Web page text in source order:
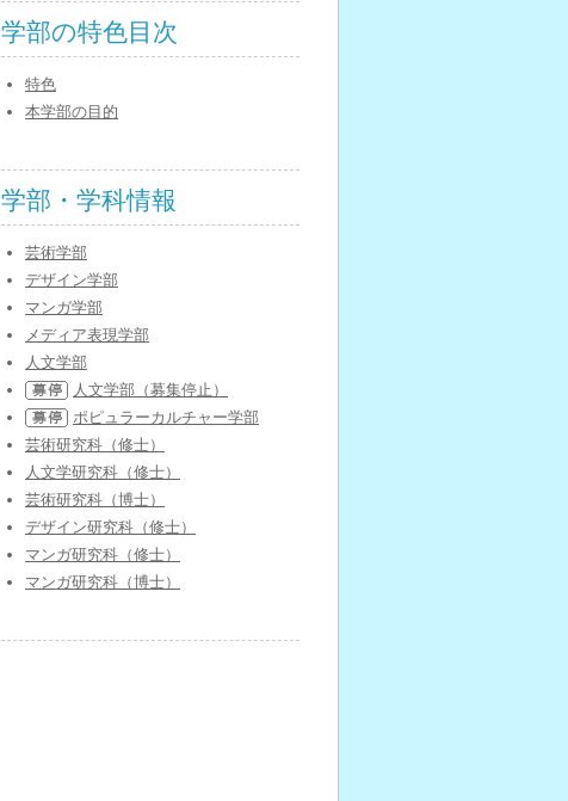
学部の特色目次
特色
本学部の目的
学部・学科情報
芸術学部
デザイン学部
マンガ学部
メディア表現学部
人文学部
人文学部（募集停止）
ポピュラーカルチャー学部
芸術研究科（修士）
人文学研究科（修士）
芸術研究科（博士）
デザイン研究科（修士）
マンガ研究科（修士）
マンガ研究科（博士）